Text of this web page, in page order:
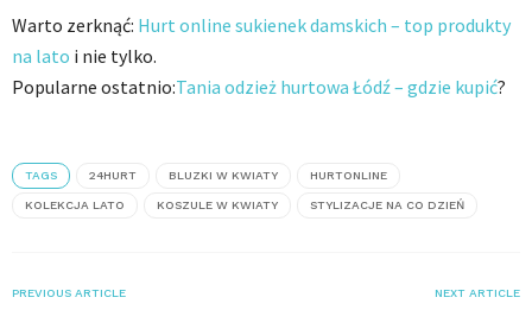
Warto zerknąć: Hurt online sukienek damskich – top produkty
na lato i nie tylko.
Popularne ostatnio:Tania odzież hurtowa Łódź – gdzie kupić?
TAGS 24HURT BLUZKI W KWIATY HURTONLINE
KOLEKCJA LATO KOSZULE W KWIATY STYLIZACJE NA CO DZIEŃ
PREVIOUS ARTICLE NEXT ARTICLE